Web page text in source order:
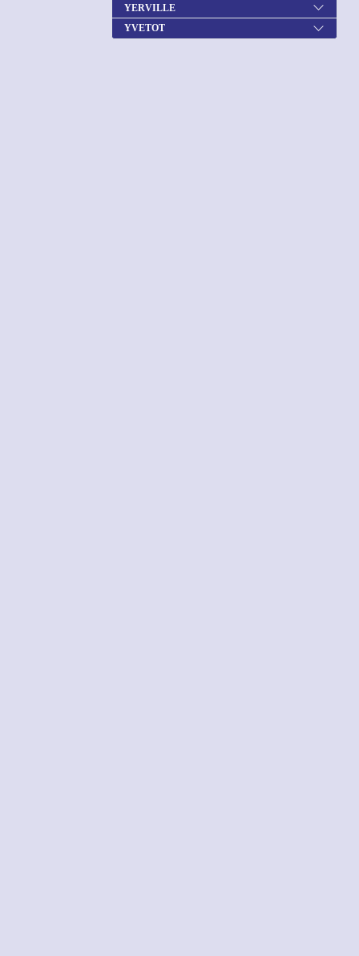
YERVILLE
YVETOT